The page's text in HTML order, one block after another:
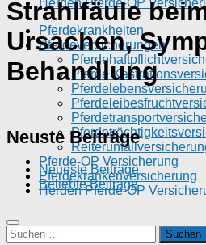
Herden Pferde-OP
Pferdekrankheiten
Pferdeversicherungen
Pferde
Pferde-OP Versicherung
Pferdekrankenversicherung
Herden Pferde-OP
Suchen
Strahlfäule
Ursachen,
Behandlung
Neuste Beiträge
Neueste Beiträge
Beliebte Beiträge